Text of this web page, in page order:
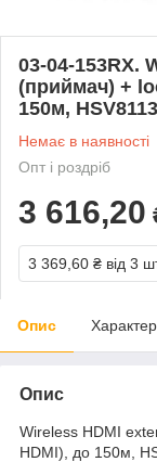
03-04-153RX.
(приймач) +
150м,
Немає в наявності
Опт і роздріб
3 616,20
3 369,60 ₴ від 3
Опис
Опис
Wireless HDMI
HDMI), до 150м,